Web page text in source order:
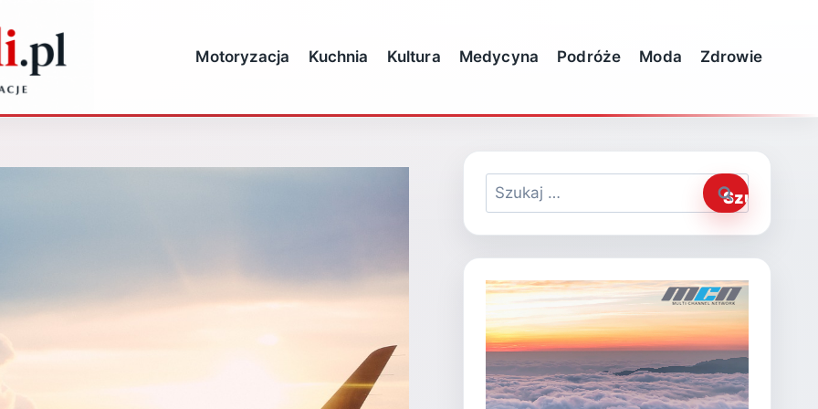
Motoryzacja Kuchnia Kultura Medycyna Podróże Moda Zdrowie
Szukaj: